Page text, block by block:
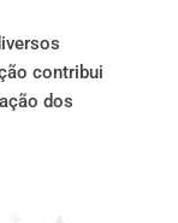
contribui
dos